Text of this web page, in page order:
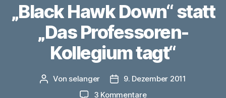
„Black Hawk Down“ statt
„Das Professoren-
Kollegium tagt“
Beitragsautor
Von selanger Veröffentlichungsdatum
9. Dezember 2011
3 Kommentarezu